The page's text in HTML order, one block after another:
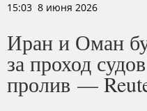
15:03 8 июня 2026
Иран и Оман
за проход
пролив —